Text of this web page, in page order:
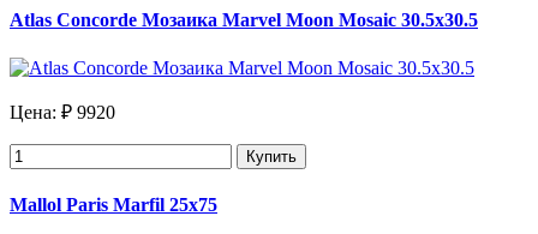
Atlas Concorde Мозаика Marvel Moon Mosaic 30.5х30.5
Цена: ₽ 9920
Купить
Mallol Paris Marfil 25х75